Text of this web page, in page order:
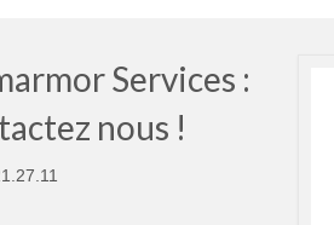
Services :
nous !